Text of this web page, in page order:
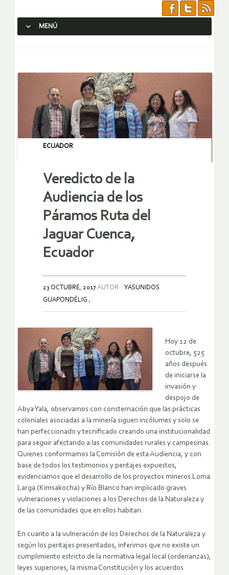
MENÚ
ECUADOR
Veredicto de la
Audiencia de los
Páramos Ruta del
Jaguar Cuenca,
Ecuador
23 OCTUBRE, 2017AUTOR:
YASUNIDOS
GUAPONDÉLIG ,
Hoy 12 de
octubre, 525
años después
de iniciarse la
invasión y
despojo de
Abya Yala, observamos con consternación que las prácticas
coloniales asociadas a la minería siguen incólumes y solo se
han perfeccionado y tecnificado creando una institucionalidad
para seguir afectando a las comunidades rurales y campesinas.
Quienes conformamos la Comisión de esta Audiencia, y con
base de todos los testimonios y peritajes expuestos,
evidenciamos que el desarrollo de los proyectos mineros Loma
Larga (Kimsakocha) y Río Blanco han implicado graves
vulneraciones y violaciones a los Derechos de la Naturaleza y
de las comunidades que en ellos habitan.
En cuanto a la vulneración de los Derechos de la Naturaleza y
según los peritajes presentados, inferimos que no existe un
cumplimiento estricto de la normativa legal local (ordenanzas),
leyes superiores, la misma Constitución y los acuerdos